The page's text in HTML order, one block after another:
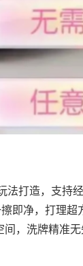
法打造，支持
即净，打理超
，洗牌精准